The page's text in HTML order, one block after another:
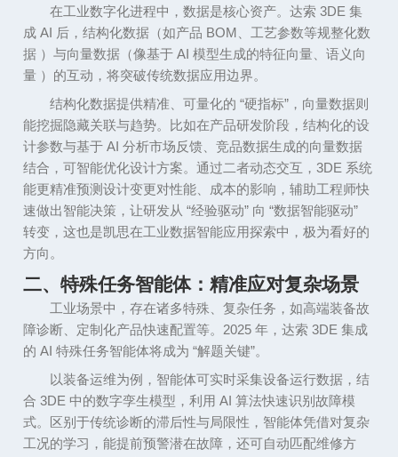
在工业数字化进程中，数据是核心资产。达索 3DE 集
成AI 后，结构化数据（如产品 BOM 、工艺参数等规整化数
据 ）与向量数据（像基于AI模型生成的特征向量、语义向
量 ）的互动，将突破传统数据应用边界。
结构化数据提供精准、可量化的 “硬指标”，向量数据则
能挖掘隐藏关联与趋势。比如在产品研发阶段，结构化的设
计参数与基于AI分析市场反馈、竞品数据生成的向量数据
结合，可智能优化设计方案。通过二者动态交互，3DE 系统
能更精准预测设计变更对性能、成本的影响，辅助工程师快
速做出智能决策，让研发从“经验驱动” 向“数据智能驱动”
转变，这也是凯思在工业数据智能应用探索中，极为看好的
方向。
二、特殊任务智能体：精准应对复杂场景
工业场景中，存在诸多特殊、复杂任务，如高端装备故
障诊断、定制化产品快速配置等。2025年，达索3DE集成
的AI特殊任务智能体将成为“解题关键”。
以装备运维为例，智能体可实时采集设备运行数据，结
合 3DE 中的数字孪生模型，利用AI算法快速识别故障模
式。区别于传统诊断的滞后性与局限性，智能体凭借对复杂
工况的学习，能提前预警潜在故障，还可自动匹配维修方